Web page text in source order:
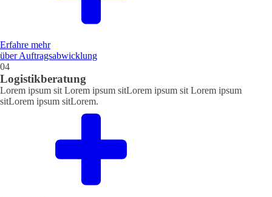
Erfahre mehr
über Auftragsabwicklung
04
Logistikberatung
Lorem ipsum sit Lorem ipsum sitLorem ipsum sit Lorem ipsum
sitLorem ipsum sitLorem.